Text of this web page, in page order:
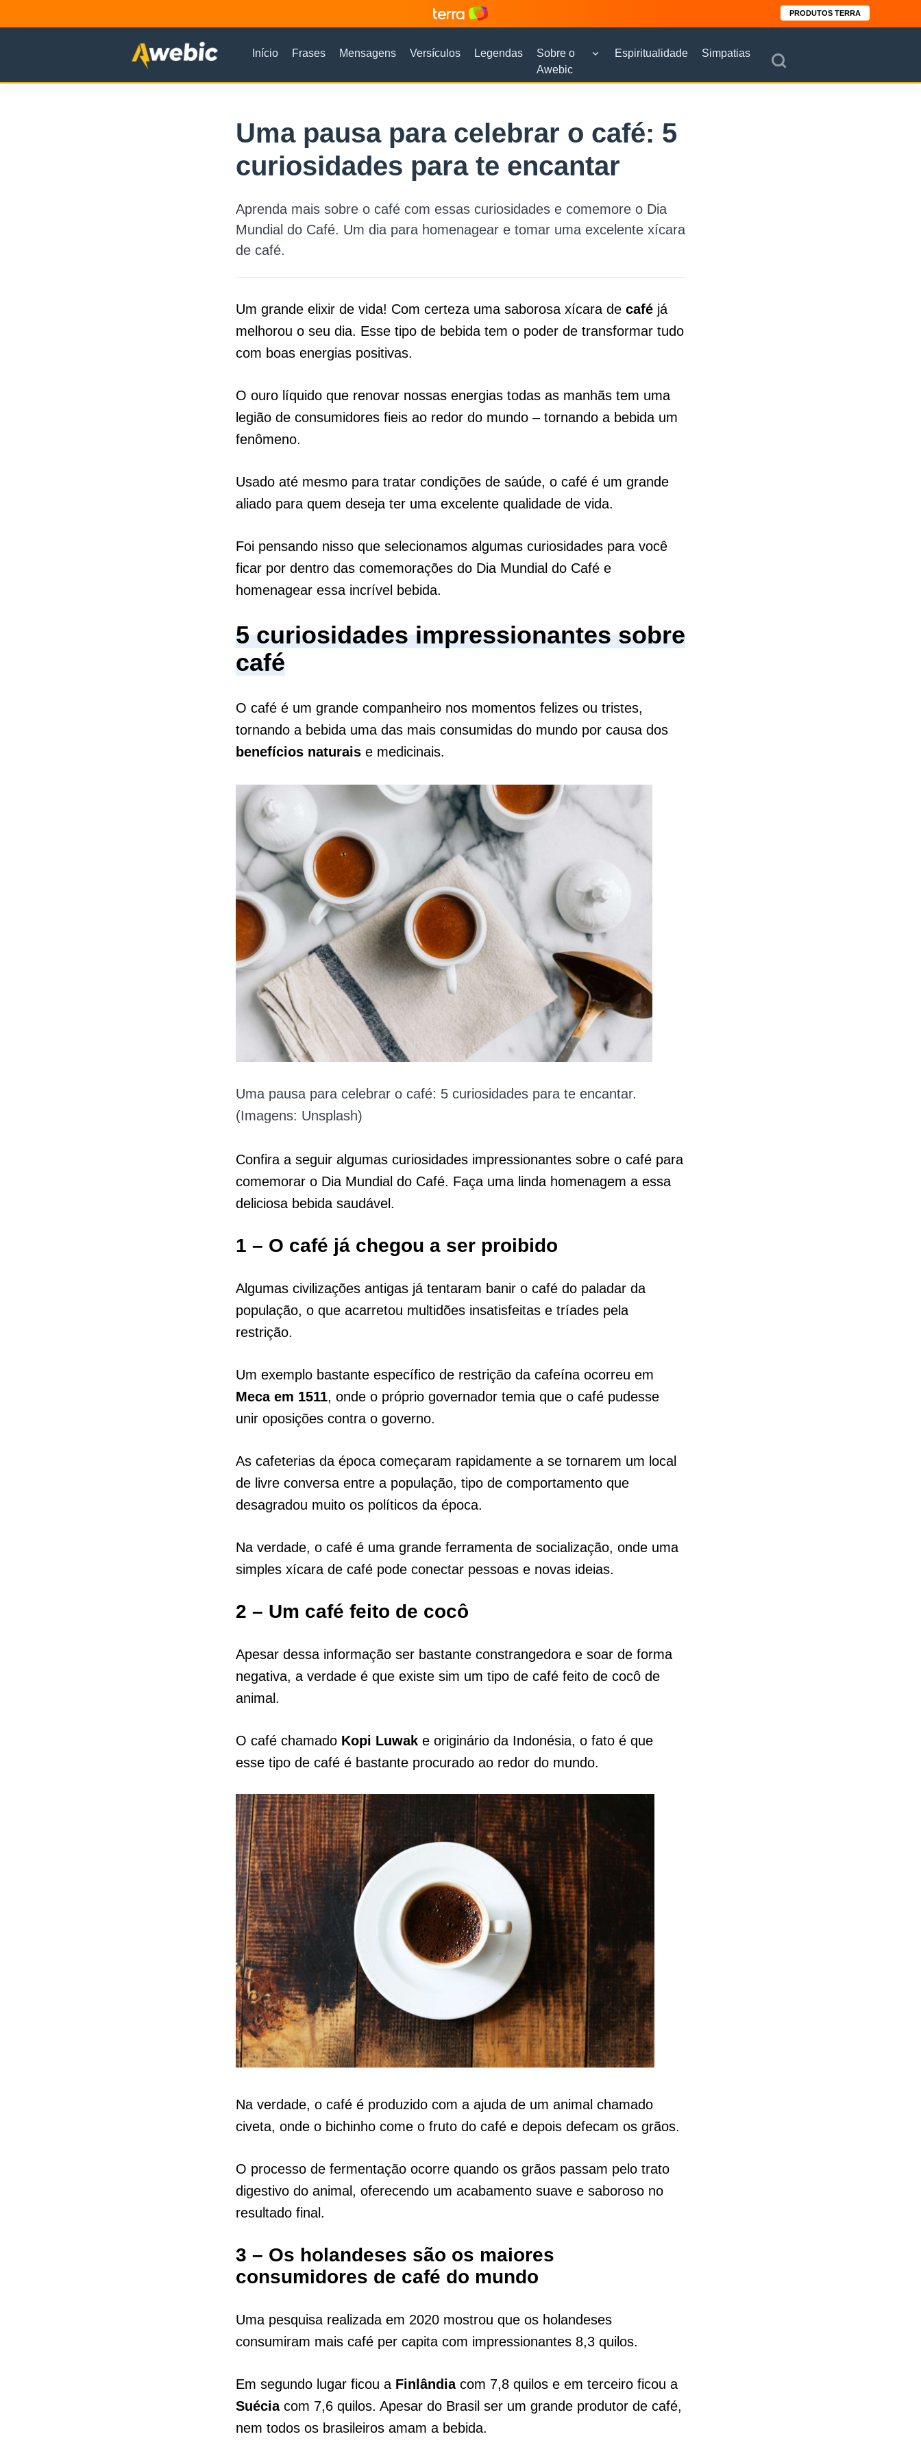
PRODUTOS TERRA
Início Frases Mensagens Versículos Legendas
Sobre o
Awebic
Espiritualidade Simpatias
Uma pausa para celebrar o café: 5
curiosidades para te encantar
Aprenda mais sobre o café com essas curiosidades e comemore o Dia
Mundial do Café. Um dia para homenagear e tomar uma excelente xícara
de café.
Um grande elixir de vida! Com certeza uma saborosa xícara de café já
melhorou o seu dia. Esse tipo de bebida tem o poder de transformar tudo
com boas energias positivas.
O ouro líquido que renovar nossas energias todas as manhãs tem uma
legião de consumidores fieis ao redor do mundo – tornando a bebida um
fenômeno.
Usado até mesmo para tratar condições de saúde, o café é um grande
aliado para quem deseja ter uma excelente qualidade de vida.
Foi pensando nisso que selecionamos algumas curiosidades para você
ficar por dentro das comemorações do Dia Mundial do Café e
homenagear essa incrível bebida.
5 curiosidades impressionantes sobre
café
O café é um grande companheiro nos momentos felizes ou tristes,
tornando a bebida uma das mais consumidas do mundo por causa dos
benefícios naturais e medicinais.
Uma pausa para celebrar o café: 5 curiosidades para te encantar.
(Imagens: Unsplash)
Confira a seguir algumas curiosidades impressionantes sobre o café para
comemorar o Dia Mundial do Café. Faça uma linda homenagem a essa
deliciosa bebida saudável.
1 – O café já chegou a ser proibido
Algumas civilizações antigas já tentaram banir o café do paladar da
população, o que acarretou multidões insatisfeitas e tríades pela
restrição.
Um exemplo bastante específico de restrição da cafeína ocorreu em
Meca em 1511, onde o próprio governador temia que o café pudesse
unir oposições contra o governo.
As cafeterias da época começaram rapidamente a se tornarem um local
de livre conversa entre a população, tipo de comportamento que
desagradou muito os políticos da época.
Na verdade, o café é uma grande ferramenta de socialização, onde uma
simples xícara de café pode conectar pessoas e novas ideias.
2 – Um café feito de cocô
Apesar dessa informação ser bastante constrangedora e soar de forma
negativa, a verdade é que existe sim um tipo de café feito de cocô de
animal.
O café chamado Kopi Luwak e originário da Indonésia, o fato é que
esse tipo de café é bastante procurado ao redor do mundo.
Na verdade, o café é produzido com a ajuda de um animal chamado
civeta, onde o bichinho come o fruto do café e depois defecam os grãos.
O processo de fermentação ocorre quando os grãos passam pelo trato
digestivo do animal, oferecendo um acabamento suave e saboroso no
resultado final.
3 – Os holandeses são os maiores
consumidores de café do mundo
Uma pesquisa realizada em 2020 mostrou que os holandeses
consumiram mais café per capita com impressionantes 8,3 quilos.
Em segundo lugar ficou a Finlândia com 7,8 quilos e em terceiro ficou a
Suécia com 7,6 quilos. Apesar do Brasil ser um grande produtor de café,
nem todos os brasileiros amam a bebida.